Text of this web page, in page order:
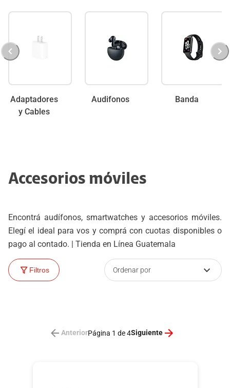
Adaptadores
y Cables
Audifonos Banda
Accesorios móviles
Encontrá audífonos, smartwatches y accesorios móviles.
Elegí el ideal para vos y comprá con cuotas disponibles o
pago al contado. | Tienda en Línea Guatemala
Filtros Ordenar por
AnteriorPágina 1 de 4Siguiente